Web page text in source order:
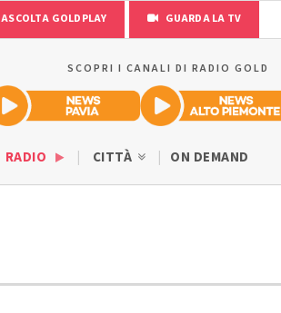
ASCOLTA GOLDPLAY GUARDA LA TV
SCOPRI I CANALI DI RADIO GOLD
RADIO CITTÀ ON DEMAND